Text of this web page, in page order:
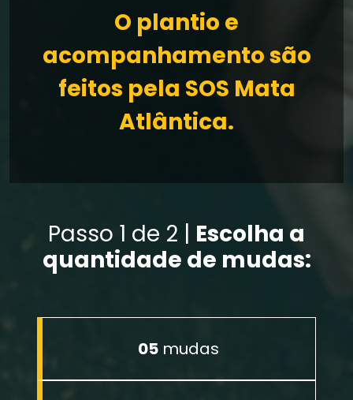
O plantio e
acompanhamento são
feitos pela SOS Mata
Atlântica.
Passo 1 de 2 | Escolha a
quantidade de mudas:
05 mudas